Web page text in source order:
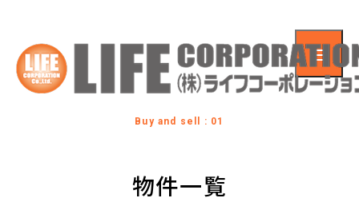
Buy and sell : 01
物件一覧